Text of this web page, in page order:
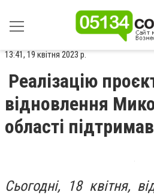
13:41, 19 квітня 2023 р.
Реалізацію
відновлення
області
Сьогодні, 18 квітня,